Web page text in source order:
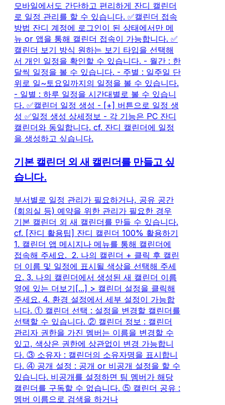
모바일에서도 간단하고 편리하게 잔디 캘린더
로 일정 관리를 할 수 있습니다. ✅캘린더 접속
방법 잔디 계정에 로그인이 된 상태에서만 메
뉴 or 앱을 통해 캘린더 접속이 가능합니다. ✅
캘린더 보기 방식 원하는 보기 타입을 선택해
서 개인 일정을 확인할 수 있습니다. - 월간 : 한
달씩 일정을 볼 수 있습니다. - 주별 : 일주일 단
위로 일~토요일까지의 일정을 볼 수 있습니다.
- 일별 : 하루 일정을 시간대별로 볼 수 있습니
다. ✅캘린더 일정 생성 - [+] 버튼으로 일정 생
성 ✅일정 생성 상세정보 - 각 기능은 PC 잔디
캘린더와 동일합니다. cf. 잔디 캘린더에 일정
을 생성하고 싶습니다.
기본 캘린더 외 새 캘린더를 만들고 싶
습니다.
부서별로 일정 관리가 필요하거나, 공유 공간
(회의실 등) 예약을 위한 관리가 필요한 경우
기본 캘린더 외 새 캘린더를 만들 수 있습니다.
cf. [잔디 활용팁] 잔디 캘린더 100% 활용하기
1. 캘린더 앱 메시지나 메뉴를 통해 캘린더에
접속해 주세요. ​ 2. 나의 캘린더 + 클릭 후 캘린
더 이름 및 일정에 표시될 색상을 선택해 주세
요. 3. 나의 캘린더에서 생성된 새 캘린더 이름
옆에 있는 더보기[...] > 캘린더 설정을 클릭해
주세요. 4. 환경 설정에서 세부 설정이 가능합
니다. ① 캘린더 선택 : 설정을 변경할 캘린더를
선택할 수 있습니다. ② 캘린더 정보 : 캘린더
관리자 권한을 가진 멤버는 이름을 변경할 수
있고, 색상은 권한에 상관없이 변경 가능합니
다. ③ 소유자 : 캘린더의 소유자명을 표시합니
다. ④ 공개 설정 : 공개 or 비공개 설정을 할 수
있습니다. 비공개를 설정하면 팀 멤버가 해당
캘린더를 구독할 수 없습니다. ⑤ 캘린더 공유 :
멤버 이름으로 검색을 하거나